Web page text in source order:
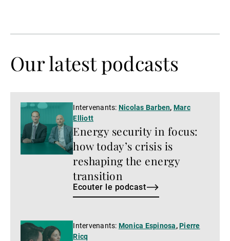
Our latest podcasts
Ecouter
podcast
Energy security in focus:
how today’s crisis is
reshaping the energy
transition
Intervenants: Nicolas Barben, Marc
Elliott
Ecouter le podcast
Ecouter
Intervenants: Monica Espinosa,Pierre
Ricq